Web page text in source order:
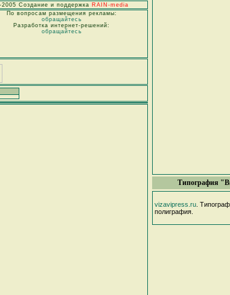
Типография
vizavipress.ru .
полиграфия.
Создание и поддержка RAIN-media
По вопросам размещения рекламы:
обращайтесь
Разработка интернет-решений:
обращайтесь